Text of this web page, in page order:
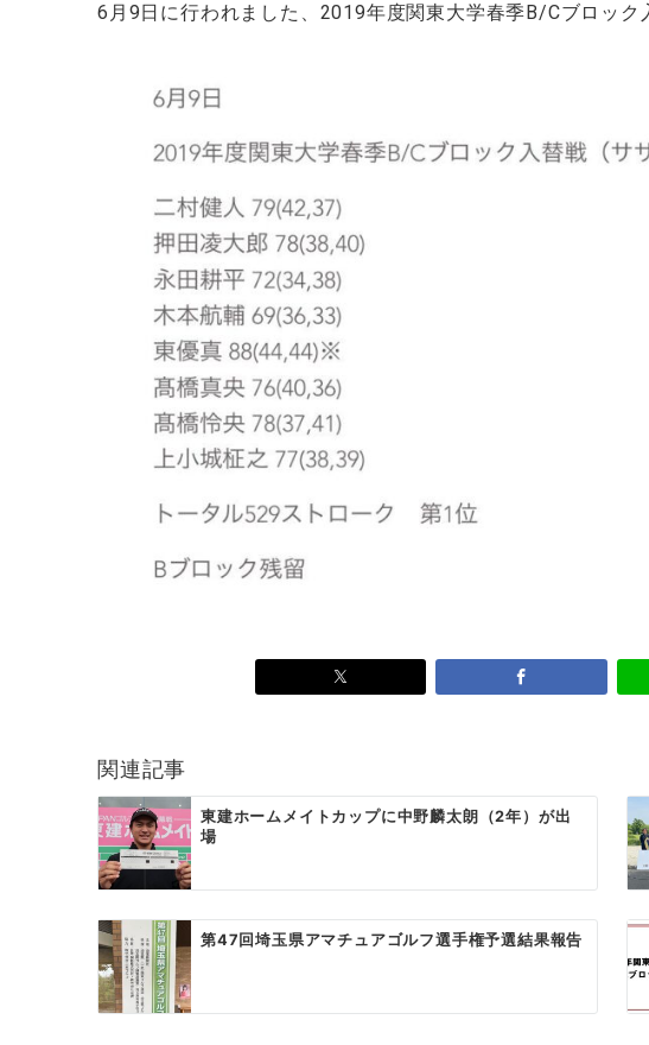
6月9日に行われました、2019年度関東大学春季B/Cブロック
関連記事
東建ホームメイトカップに中野麟太朗（2年）が出
場
第47回埼玉県アマチュアゴルフ選手権予選結果報告